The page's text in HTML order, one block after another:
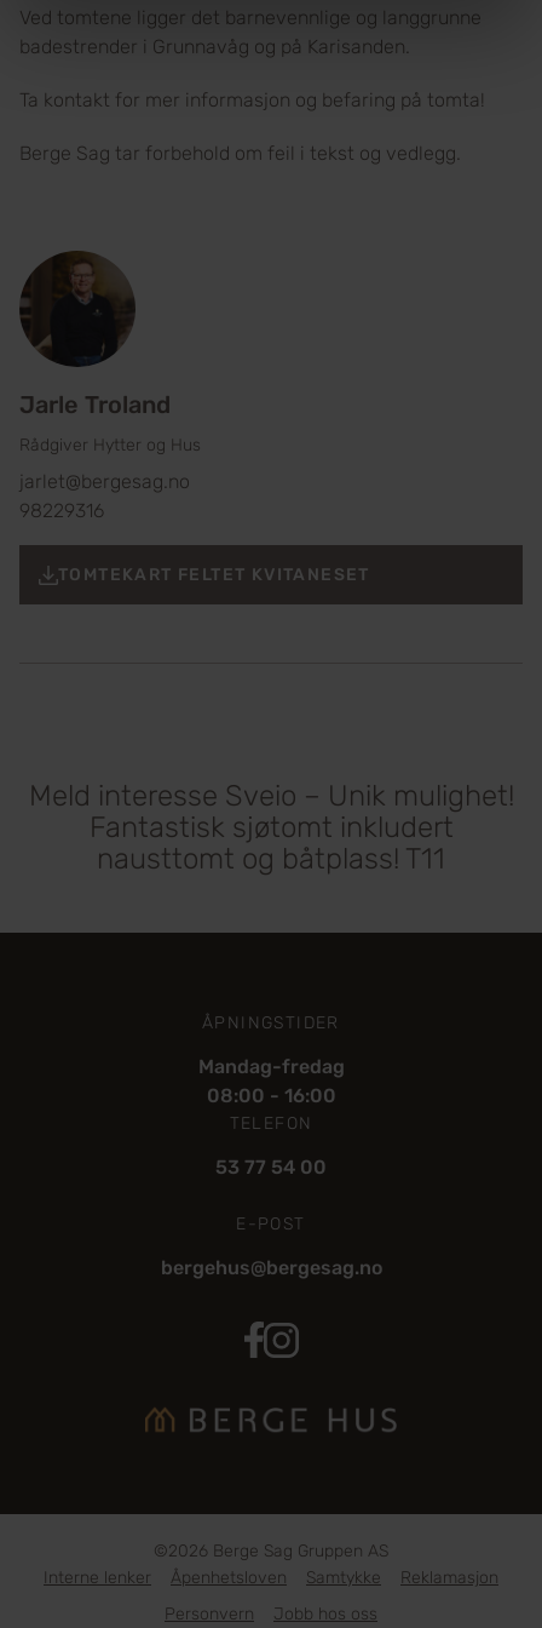
Ved tomtene ligger det barnevennlige og langgrunne
badestrender i Grunnavåg og på Karisanden.
Ta kontakt for mer informasjon og befaring på tomta!
Berge Sag tar forbehold om feil i tekst og vedlegg.
Jarle Troland
Rådgiver Hytter og Hus
jarlet@bergesag.no
98229316
TOMTEKART FELTET KVITANESET
Meld interesse Sveio – Unik mulighet!
Fantastisk sjøtomt inkludert
nausttomt og båtplass! T11
ÅPNINGSTIDER
Mandag-fredag
08:00 - 16:00
TELEFON
53 77 54 00
E-POST
bergehus@bergesag.no
BergeHus Facebook
BergeHus Instagram
©2026 Berge Sag Gruppen AS
Interne lenker
Åpenhetsloven Samtykke
Reklamasjon
Personvern
Jobb hos oss